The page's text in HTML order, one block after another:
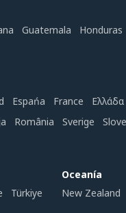
Guatemala Honduras
Espańa France Ελλάδα
România Sverige
Türkiye
Oceanía
New Zealand